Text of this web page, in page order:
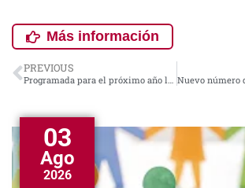
Más información
PREVIOUS
Programada para el próximo año la nueva edición del curso «Casos prácticos de inspección educativa»
03
Ago
2026